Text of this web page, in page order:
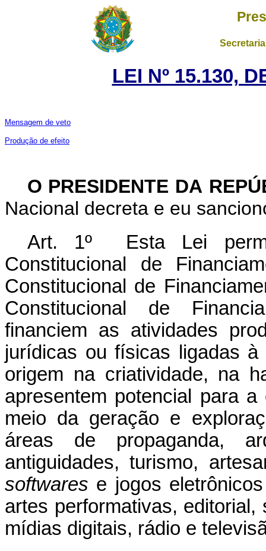
LEI Nº 15.130,
Mensagem de veto
Produção de efeito
O PRESIDENTE DA
Nacional decreta e eu
Art. 1º Esta Lei
Constitucional de
Constitucional de
Constitucional de
financiem as atividades
jurídicas ou físicas ligadas
origem na criatividade, na
apresentem potencial para
meio da geração e
áreas de propaganda,
antiguidades, turismo,
softwares e jogos
artes performativas,
mídias digitais, rádio e